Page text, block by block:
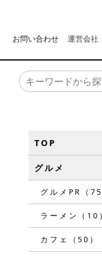
お問い合わせ 運営会社
TOP
グルメ
グルメPR（75
ラーメン（10
カフェ（50）